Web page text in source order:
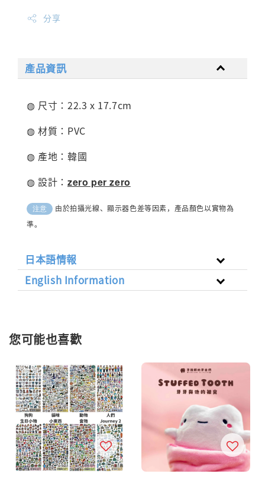
分享
產品資訊
◍ 尺寸：22.3 x 17.7cm
◍ 材質：PVC
◍ 產地：韓國
◍ 設計： zero per zero
注意
由於拍攝光線、顯示器色差等因素，產品顏色以實物為
準。
日本語情報
English Information
您可能也喜歡